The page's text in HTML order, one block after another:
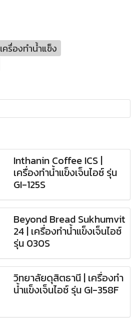
เครื่องทำน้ำแข็ง
Inthanin Coffee ICS |
เครื่องทำน้ำแข็งเจ็นไอซ์ รุ่น
GI-125S
Beyond Bread Sukhumvit
24 | เครื่องทำน้ำแข็งเจ็นไอซ์
รุ่น 030S
วิทยาลัยดุสิตธานี | เครื่องทำ
น้ำแข็งเจ็นไอซ์ รุ่น GI-358F